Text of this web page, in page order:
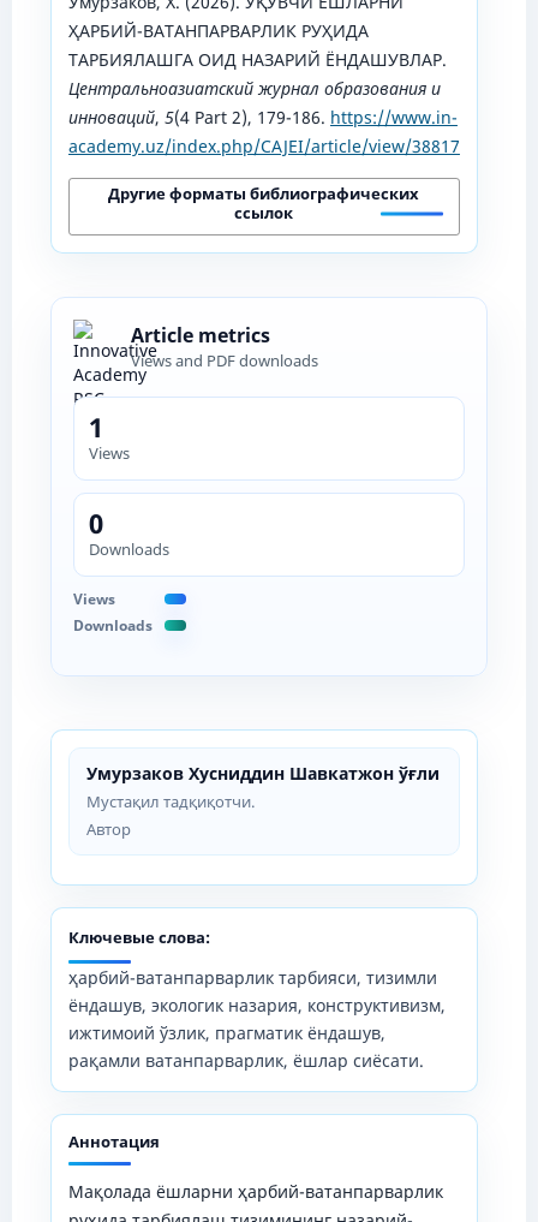
Умурзаков Хусниддин Шавкатжон ўғли
Мустақил тадқиқотчи.
Автор
Ключевые слова:
ҳарбий-ватанпарварлик тарбияси, тизимли
ёндашув, экологик назария, конструктивизм,
ижтимоий ўзлик, прагматик ёндашув,
рақамли ватанпарварлик, ёшлар сиёсати.
Аннотация
Мақолада ёшларни ҳарбий-ватанпарварлик
ҲАРБИЙ-ВАТАНПАРВАРЛИК РУҲИДА
ТАРБИЯЛАШГА ОИД НАЗАРИЙ ЁНДАШУВЛАР.
Центральноазиатский журнал образования и
инноваций, 5(4 Part 2), 179-186. https://www.in-
academy.uz/index.php/CAJEI/article/view/38817
Другие форматы библиографических
ссылок
Article metrics
Views and PDF downloads
1
Views
0
Downloads
Views
Downloads